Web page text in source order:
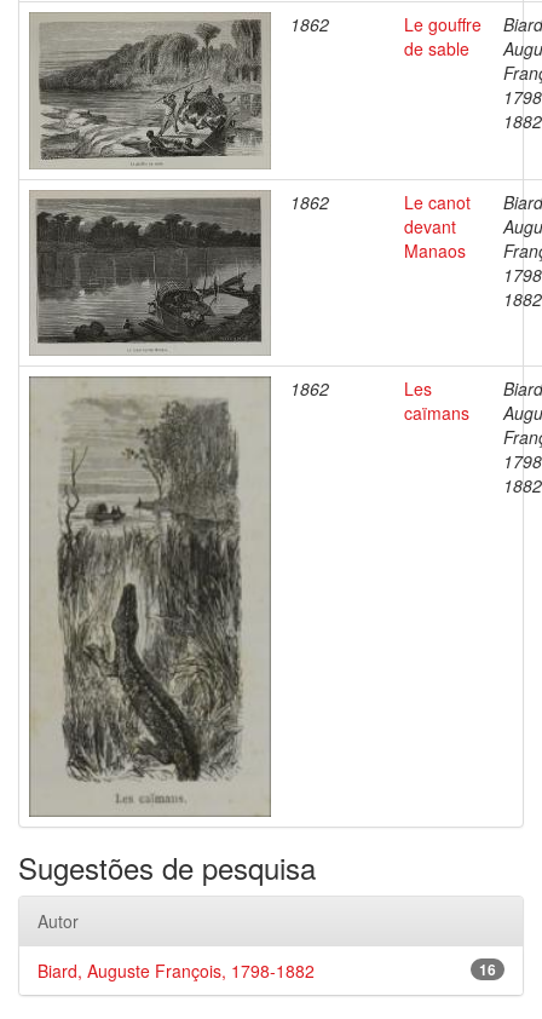
1862
Le gouffre
de sable
1882
1862
Le canot
devant
Manaos
1882
1862
Les
caïmans
1882
Sugestões de pesquisa
Autor
16
Biard, Auguste François, 1798-1882